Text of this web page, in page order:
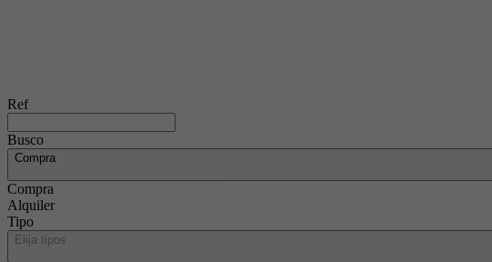
Ref
Busco
Compra
Compra
Alquiler
Tipo
Elija tipos